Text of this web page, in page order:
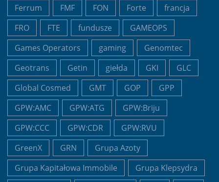
Ferrum
FMF FON Forte
francja
FRO
FTE fundusze
GAMEOPS
Games Operators
gaming
Genomtec
Geotrans
Getin giełda GKI
GLC
Global Cosmed
GMT GOP
GPP
GPW:AMC
GPW:ATG
GPW:Briju
GPW:CCC
GPW:CDR
GPW:RVU
GreenX
GRN
Grupa Azoty
Grupa Kapitałowa Immobile
Grupa Klepsydra